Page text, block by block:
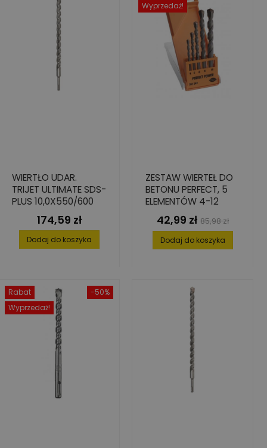
WIERTŁO UDAR.
TRIJET ULTIMATE SDS-
PLUS 10,0X550/600
Cena
174,59 zł
Dodaj do koszyka
Wyprzedaż!
ZESTAW WIERTEŁ DO
BETONU PERFECT, 5
ELEMENTÓW 4-12
Cena
42,99 zł Cena
podstawowa
85,98 zł
Dodaj do koszyka
-50%
Rabat
Wyprzedaż!